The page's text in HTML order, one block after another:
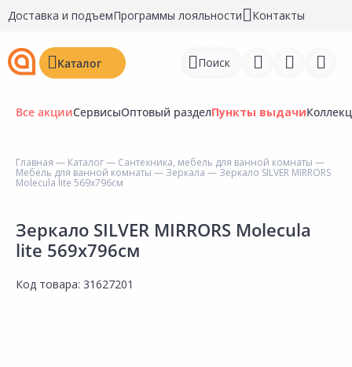
Доставка и подъемПрограммы лояльности Контакты
Каталог Поиск
Перейти к сравнению
Избранное
Все акцииСервисыОптовый разделПункты выдачи
Главная — Каталог— Сантехника, мебель для ванной комнаты —
Мебель для ванной комнаты — Зеркала — Зеркало SILVER MIRRORS
Molecula lite 569х796см
Зеркало SILVER MIRRORS Molecula
lite 569х796см
Код товара: 31627201